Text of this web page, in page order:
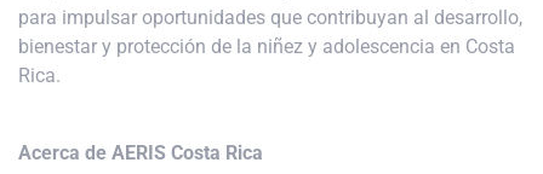
para impulsar oportunidades que contribuyan al desarrollo,
bienestar y protección de la niñez y adolescencia en Costa
Rica.
Acerca de AERIS Costa Rica